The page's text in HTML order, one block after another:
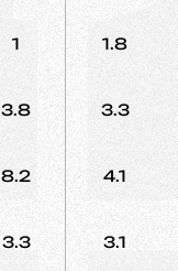
1 1.8
3.8 3.3
8.2 4.1
3.3 3.1